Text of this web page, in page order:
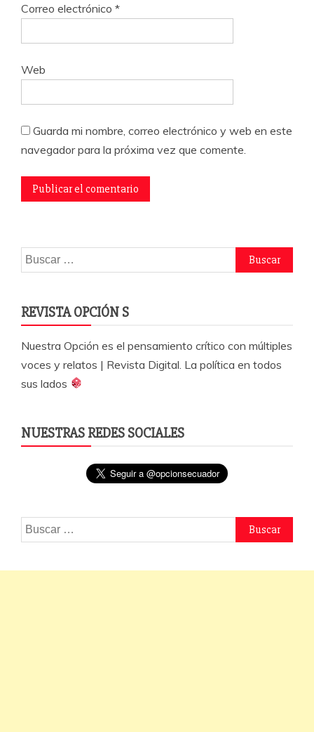
Correo electrónico *
Web
Guarda mi nombre, correo electrónico y web en este
navegador para la próxima vez que comente.
Buscar:
REVISTA OPCIÓN S
Nuestra Opción es el pensamiento crítico con múltiples
voces y relatos | Revista Digital. La política en todos
sus lados
NUESTRAS REDES SOCIALES
Buscar: